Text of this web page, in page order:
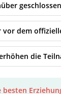
dem
die
besten